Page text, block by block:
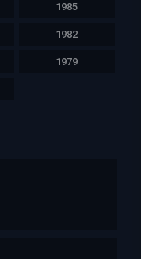
1985
1982
1979